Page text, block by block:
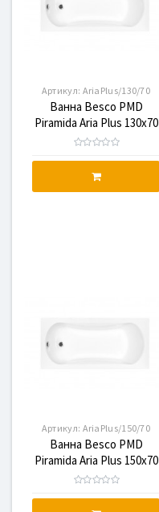
Артикул: AriaPlus/130/70
Ванна Besco PMD
Piramida Aria Plus 130x70
без ручек, и ног с отв.
Артикул: AriaPlus/150/70
Ванна Besco PMD
Piramida Aria Plus 150x70